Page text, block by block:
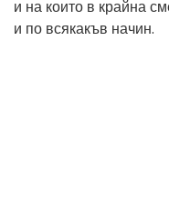
и на които в крайна
и по всякакъв начин.